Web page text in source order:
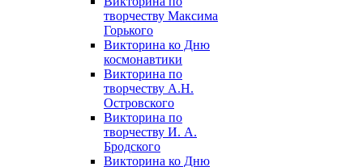
творчеству Максима
Горького
Викторина ко Дню
космонавтики
Викторина по
творчеству А.Н.
Островского
Викторина по
творчеству И. А.
Бродского
Викторина ко Дню